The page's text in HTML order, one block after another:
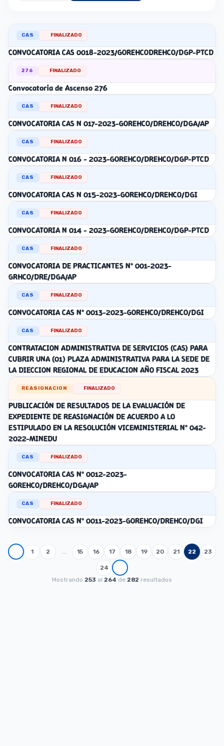
CAS FINALIZADO
CONVOCATORIA CAS 0018-2023/GOREHCODREHCO/DGP-PTCD
276 FINALIZADO
Convocatoria de Ascenso 276
CAS FINALIZADO
CONVOCATORIA CAS N 017-2023-GOREHCO/DREHCO/DGA/AP
CAS FINALIZADO
CONVOCATORIA N 016 - 2023-GOREHCO/DREHCO/DGP-PTCD
CAS FINALIZADO
CONVOCATORIA CAS N 015-2023-GOREHCO/DREHCO/DGI
CAS FINALIZADO
CONVOCATORIA N 014 - 2023-GOREHCO/DREHCO/DGP-PTCD
CAS FINALIZADO
CONVOCATORIA DE PRACTICANTES N° 001-2023-
GRHCO/DRE/DGA/AP
CAS FINALIZADO
CONVOCATORIA CAS N° 0013-2023-GOREHCO/DREHCO/DGI
CAS FINALIZADO
CONTRATACION ADMINISTRATIVA DE SERVICIOS (CAS) PARA
CUBRIR UNA (01) PLAZA ADMINISTRATIVA PARA LA SEDE DE
LA DIECCION REGIONAL DE EDUCACION AÑO FISCAL 2023
REASIGNACION FINALIZADO
PUBLICACIÓN DE RESULTADOS DE LA EVALUACIÓN DE
EXPEDIENTE DE REASIGNACIÓN DE ACUERDO A LO
ESTIPULADO EN LA RESOLUCIÓN VICEMINISTERIAL N° 042-
2022-MINEDU
CAS FINALIZADO
CONVOCATORIA CAS N° 0012-2023-
GOREHCO/DREHCO/DGA/AP
CAS FINALIZADO
CONVOCATORIA CAS N° 0011-2023-GOREHCO/DREHCO/DGI
1 2 … 15 16 17 18 19 20 21 22 23
24
Mostrando 253 al 264 de 282 resultados